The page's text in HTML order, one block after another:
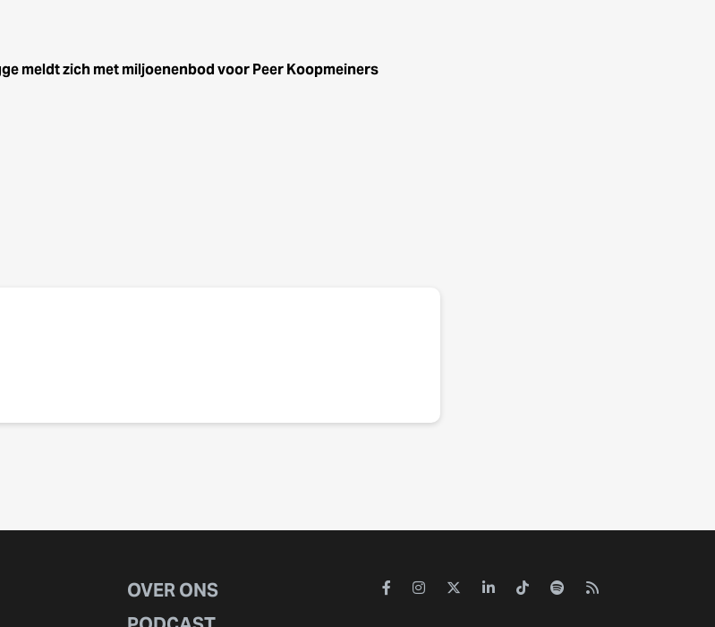
meldt zich met miljoenenbod voor Peer Koopmeiners
OVER ONS